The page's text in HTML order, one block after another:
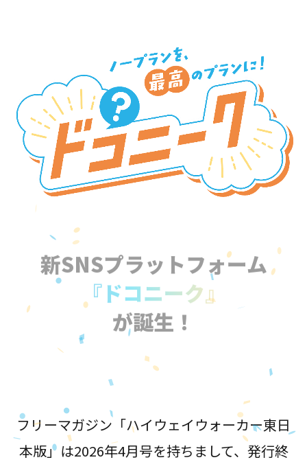
新SNSプラットフォーム
『ドコニーク』
が誕生！
フリーマガジン「ハイウェイウォーカー東日
本版」は2026年4月号を持ちまして、発行終